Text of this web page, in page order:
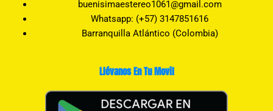
buenisimaestereo1061@gmail.com
Whatsapp: (+57) 3147851616
Barranquilla Atlántico (Colombia)
Llévanos En Tu Movil